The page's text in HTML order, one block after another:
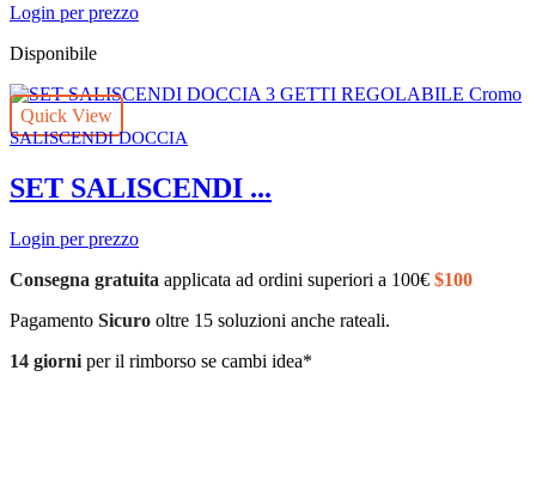
Login per prezzo
Disponibile
Quick View
SALISCENDI DOCCIA
SET SALISCENDI ...
Login per prezzo
Consegna gratuita applicata ad ordini superiori a 100€ $100
Pagamento Sicuro oltre 15 soluzioni anche rateali.
14 giorni per il rimborso se cambi idea*